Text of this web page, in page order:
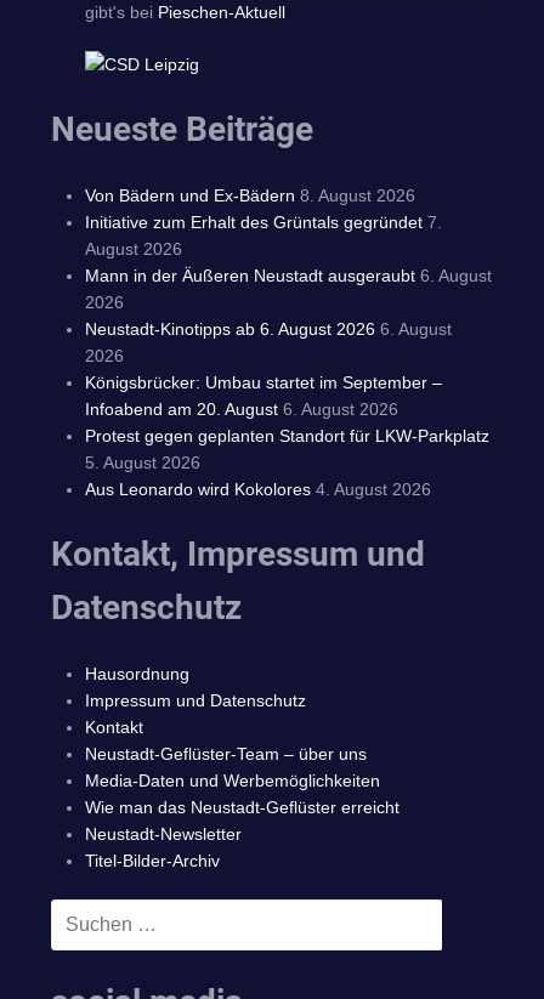
gibt's bei Pieschen-Aktuell
Neueste Beiträge
Von Bädern und Ex-Bädern 8. August 2026
Initiative zum Erhalt des Grüntals gegründet 7.
August 2026
Mann in der Äußeren Neustadt ausgeraubt 6. August
2026
Neustadt-Kinotipps ab 6. August 2026 6. August
2026
Königsbrücker: Umbau startet im September –
Infoabend am 20. August 6. August 2026
Protest gegen geplanten Standort für LKW-Parkplatz
5. August 2026
Aus Leonardo wird Kokolores 4. August 2026
Kontakt, Impressum und
Datenschutz
Hausordnung
Impressum und Datenschutz
Kontakt
Neustadt-Geflüster-Team – über uns
Media-Daten und Werbemöglichkeiten
Wie man das Neustadt-Geflüster erreicht
Neustadt-Newsletter
Titel-Bilder-Archiv
Suchen